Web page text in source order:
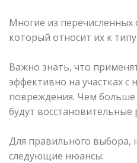
Многие из перечисленных
который относит их к
Важно знать, что
эффективно на участках
повреждения. Чем больше
будут восстановительные
Для правильного выбора,
следующие нюансы: